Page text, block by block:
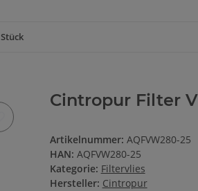
Cintropur Filter
Artikelnummer: AQFVW280-25
HAN: AQFVW280-25
Kategorie: Filtervlies
Hersteller: Cintropur